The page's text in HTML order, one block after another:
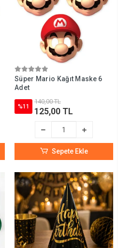
Süper Mario Kağıt Maske 6
Adet
%11
140,00 TL
125,00 TL
Sepete Ekle